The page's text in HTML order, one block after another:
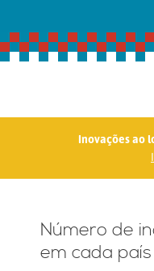
Inovações ao
Número de
em cada